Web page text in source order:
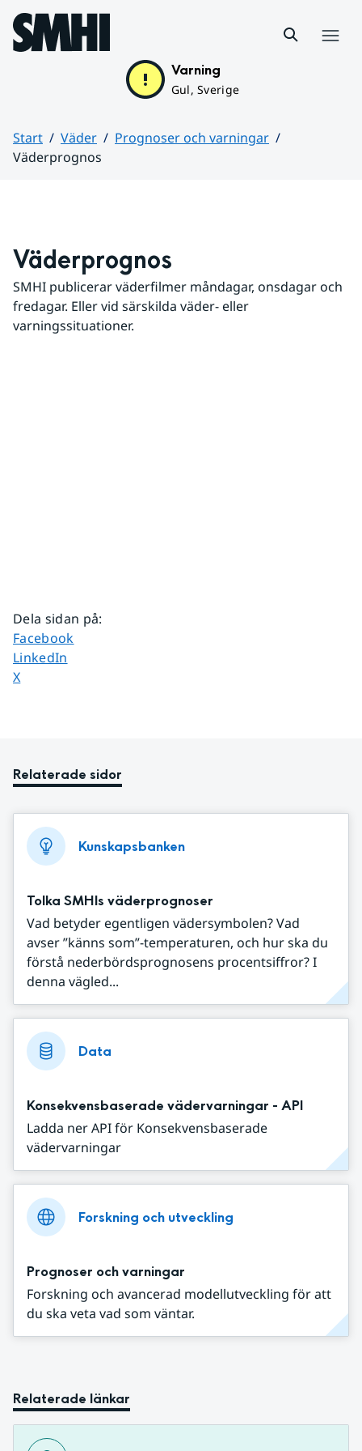
Hoppa till sidans innehåll
Varning
Gul, Sverige
Start Väder
Prognoser och varningar
Väderprognos
Väderprognos
SMHI publicerar väderfilmer måndagar, onsdagar och
fredagar. Eller vid särskilda väder- eller
varningssituationer.
Dela sidan på:
Dela sidan på
Facebook
Dela sidan på
LinkedIn
Dela sidan på
X
Relaterade sidor
Kunskapsbanken
Tolka SMHIs väderprognoser
Vad betyder egentligen vädersymbolen? Vad
avser ”känns som”-temperaturen, och hur ska du
förstå nederbördsprognosens procentsiffror? I
denna vägled...
Data
Konsekvensbaserade vädervarningar - API
Ladda ner API för Konsekvensbaserade
vädervarningar
Forskning och utveckling
Prognoser och varningar
Forskning och avancerad modellutveckling för att
du ska veta vad som väntar.
Relaterade länkar